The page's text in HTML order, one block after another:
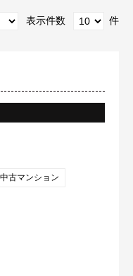
中古マンション
表示件数 件